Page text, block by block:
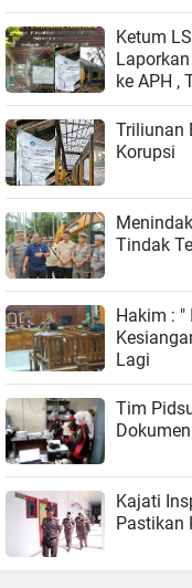
Ketum
Triliunan
Korupsi
Tindak
Hakim :
Lagi
Tim
Kajati
Pastikan